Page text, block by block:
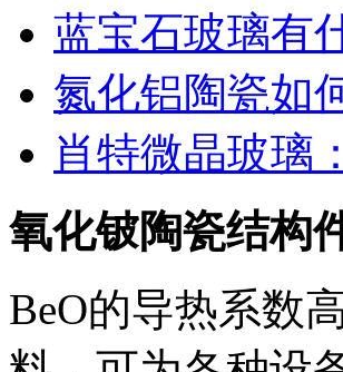
蓝宝石玻璃有
氮化铝陶瓷如
肖特微晶玻璃
氧化铍陶瓷结构
BeO的导热系数